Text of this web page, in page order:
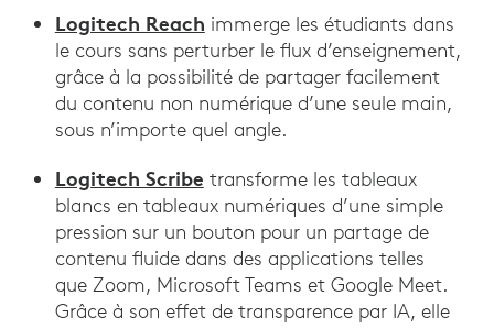
Logitech Reach immerge les étudiants dans
le cours sans perturber le flux d’enseignement,
grâce à la possibilité de partager facilement
du contenu non numérique d’une seule main,
sous n’importe quel angle.
Logitech Scribe transforme les tableaux
blancs en tableaux numériques d’une simple
pression sur un bouton pour un partage de
contenu fluide dans des applications telles
que Zoom, Microsoft Teams et Google Meet.
Grâce à son effet de transparence par IA, elle